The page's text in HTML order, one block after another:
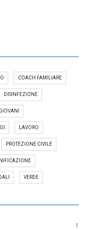
COACH FAMILIARE
DISINFEZIONE
LAVORO
PROTEZIONE CIVILE
VERDE
1